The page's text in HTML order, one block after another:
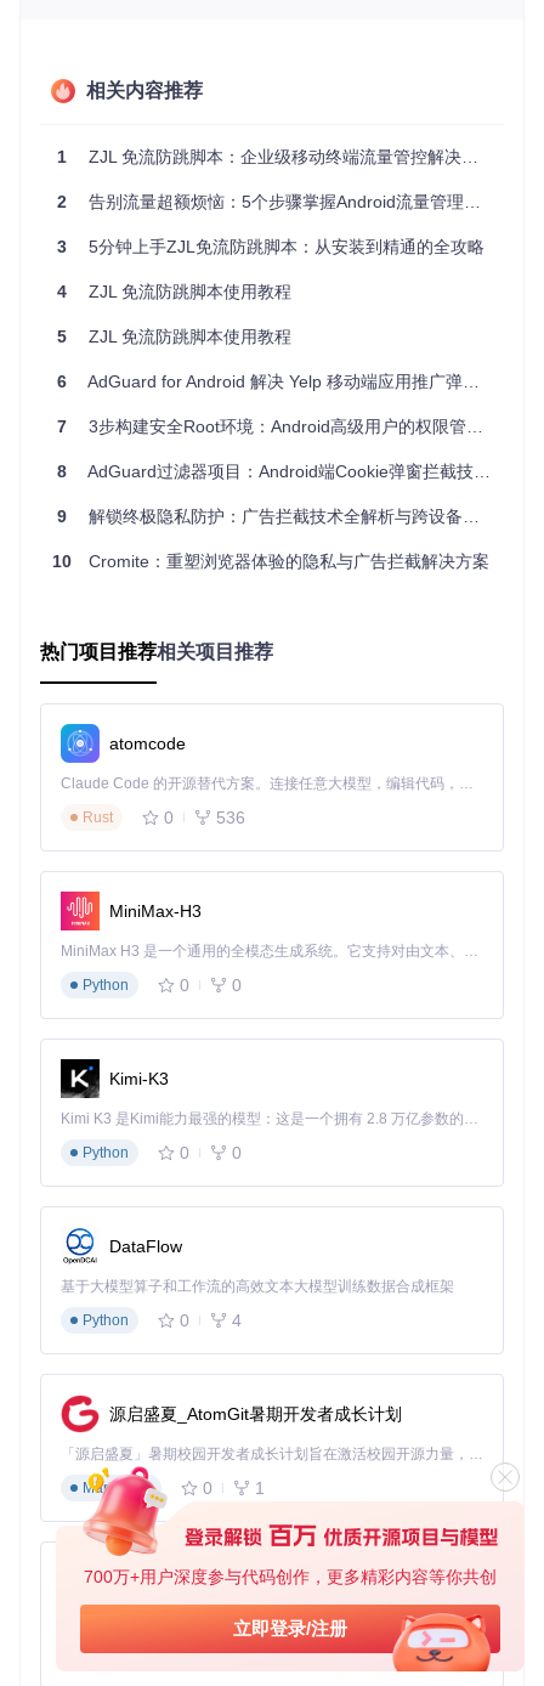
700万+用户深度参与代码创作，更多精彩内容等你共创
立即登录/注册
高耗流应用（如下载工具）被限制使用移动数据
可疑跳转请求直接被拦截在系统层
的资源占用和更高的拦截效率。
二、零基础上手：ZJL脚本的标准化部署流程
在开始部署前，请确保设备满足以下条件：
已获取root权限（可通过Magisk等工具实现）
安装busybox工具集（提供基础命令支持）
系统已集成iptables模块（Android 5.0+通常自带）
2.2 四步完成基础配置
#
2. 进入工作目录
# 4. 验证环境完整性
2.3 核心功能参数速查表
参数组合
./开启.sh -o
./开启.sh -d
显示实时监控面板 规则验证阶段
⚠️ 注意事项：-o与-c参数不可同时使用，切换模式前需先
执行关闭操作
三、场景化解决方案：从日常使用到特殊需求
3.1 校园网环境下的流量优化方案
问题：校园Wi-Fi覆盖不均，应用频繁切换至4G导致资费超额
：
执行./开启.sh -t启用透明模式
当开启个人热点时，通过以下配置防止他人滥用移动数据：
# 在规则.sh中添加设备MAC过滤
四、生态扩展与进阶技巧
4.1 版本演进与特性对比
ZJL项目目前已形成多版本并行的生态体系：
：支持在Magisk框架下实现无痕安装
Android 13适配版
：针对最新系统的SELinux策略优化
相关内容推荐
1 ZJL 免流防跳脚本：企业级移动终端流量管控解决方案
2 告别流量超额烦恼：5个步骤掌握Android流量管理与防跳技巧
3 5分钟上手ZJL免流防跳脚本：从安装到精通的全攻略
4 ZJL 免流防跳脚本使用教程
5 ZJL 免流防跳脚本使用教程
6 AdGuard for Android 解决 Yelp 移动端应用推广弹窗问题分析
7 3步构建安全Root环境：Android高级用户的权限管理全方案
8 AdGuard过滤器项目：Android端Cookie弹窗拦截技术解析
9 解锁终极隐私防护：广告拦截技术全解析与跨设备部署指南
10 Cromite：重塑浏览器体验的隐私与广告拦截解决方案
热门项目推荐相关项目推荐
atomcode
Claude Code 的开源替代方案。连接任意大模型，编辑代码，运行命令，自动验证 — 全自动执行。用 Rust 构建，极致性能。 ｜ An open-source alternative to Claude Code. Connect any LLM, edit code, run commands, and verify changes — autonomously. Built in Rust for speed. Get Started
Rust
0 536
MiniMax-H3
MiniMax H3 是一个通用的全模态生成系统。它支持对由文本、图像、视频和音频组成的多模态上下文进行统一理解，并能生成分辨率高达 2K、时长可达 15 秒的带原生立体声音频的视频。得益于面向任务泛化的系统设计，H3 在预训练阶段就已具备广泛的多模态上下文理解与生成能力，能够出色地执行复杂的多模态指令。
Python
0 0
Kimi-K3
Kimi K3 是Kimi能力最强的模型：这是一个拥有 2.8 万亿参数的混合专家（MoE）模型，具备原生视觉理解能力，并支持 100 万 token 的上下文窗口。
Python
0 0
DataFlow
基于大模型算子和工作流的高效文本大模型训练数据合成框架
Python
0 4
源启盛夏_AtomGit暑期开发者成长计划
「源启盛夏」暑期校园开发者成长计划旨在激活校园开源力量，通过积分激励、认证扶持、资源倾斜等形式，引导高校组织和开发者完成「入驻 — 建项目 — 做贡献 — 获认证 — 得资源」的完整闭环。无论你是想带领社团入驻平台的组织者，还是希望用代码贡献证明自己的开发者，都能在这里找到属于你的成长路径。
Markdown
0 1
py-xiaozhi
基于Python的Xiaozhi AI，适用于想要完整Xiaozhi体验而无需拥有专用硬件的用户。
Python
0 1